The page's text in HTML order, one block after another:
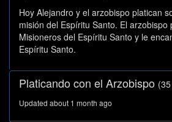
seconds
Hoy Alejandro y el arzobispo platican
misión del Espíritu Santo. El arzobispo
Misioneros del Espíritu Santo y le
Espíritu Santo.
Platicando con el Arzobispo
Updated about 1 month ago